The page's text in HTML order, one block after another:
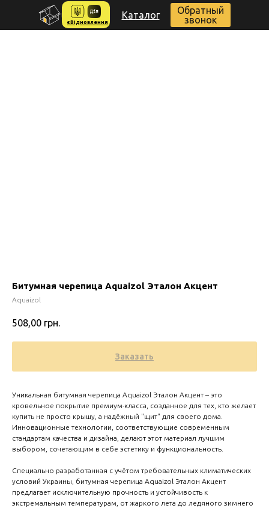
Zero
Каталог
Обратный
звонок
єВідновлення
Битумная черепица Aquaizol Эталон Акцент
Aquaizol
508,00 грн.
Заказать
Уникальная битумная черепица Aquaizol Эталон Акцент – это
кровельное покрытие премиум-класса, созданное для тех, кто желает
купить не просто крышу, а надёжный "щит" для своего дома.
Инновационные технологии, соответствующие современным
стандартам качества и дизайна, делают этот материал лучшим
выбором, сочетающим в себе эстетику и функциональность.
Специально разработанная с учётом требовательных климатических
условий Украины, битумная черепица Aquaizol Эталон Акцент
предлагает исключительную прочность и устойчивость к
экстремальным температурам, от жаркого лета до ледяного зимнего